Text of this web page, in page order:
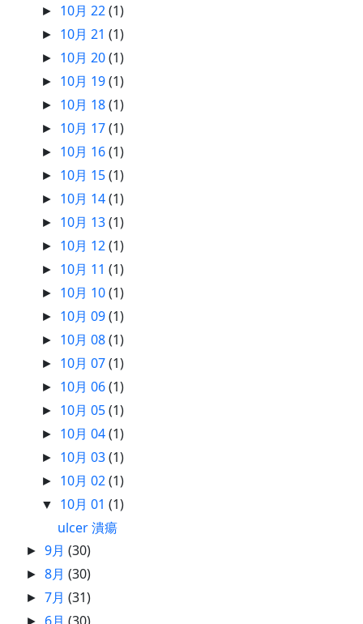
► 10月 22(1)
► 10月 21(1)
► 10月 20(1)
► 10月 19(1)
► 10月 18(1)
► 10月 17(1)
► 10月 16(1)
► 10月 15(1)
► 10月 14(1)
► 10月 13(1)
► 10月 12(1)
► 10月 11(1)
► 10月 10(1)
► 10月 09(1)
► 10月 08(1)
► 10月 07(1)
► 10月 06(1)
► 10月 05(1)
► 10月 04(1)
► 10月 03(1)
► 10月 02(1)
▼ 10月 01(1)
ulcer 潰瘍
►9月(30)
►8月(30)
►7月(31)
►